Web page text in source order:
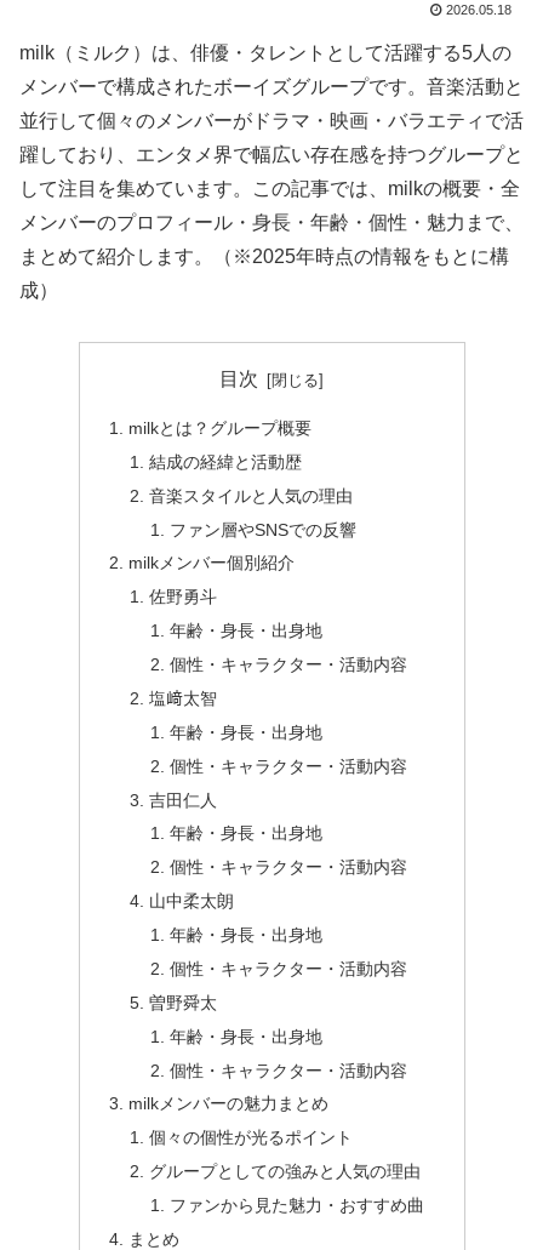
2026.05.18
milk（ミルク）は、俳優・タレントとして活躍する5人の
メンバーで構成されたボーイズグループです。音楽活動と
並行して個々のメンバーがドラマ・映画・バラエティで活
躍しており、エンタメ界で幅広い存在感を持つグループと
して注目を集めています。この記事では、milkの概要・全
メンバーのプロフィール・身長・年齢・個性・魅力まで、
まとめて紹介します。（※2025年時点の情報をもとに構
成）
目次
milkとは？グループ概要
結成の経緯と活動歴
音楽スタイルと人気の理由
ファン層やSNSでの反響
milkメンバー個別紹介
佐野勇斗
年齢・身長・出身地
個性・キャラクター・活動内容
塩﨑太智
年齢・身長・出身地
個性・キャラクター・活動内容
吉田仁人
年齢・身長・出身地
個性・キャラクター・活動内容
山中柔太朗
年齢・身長・出身地
個性・キャラクター・活動内容
曽野舜太
年齢・身長・出身地
個性・キャラクター・活動内容
milkメンバーの魅力まとめ
個々の個性が光るポイント
グループとしての強みと人気の理由
ファンから見た魅力・おすすめ曲
まとめ